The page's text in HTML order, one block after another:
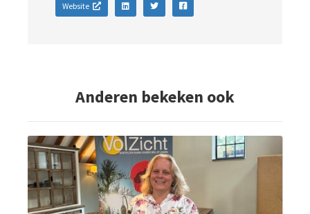
Website
Anderen bekeken ook